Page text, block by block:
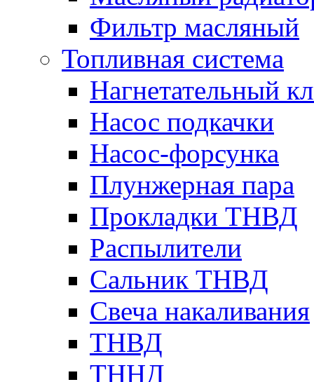
Фильтр масляный
Топливная система
Нагнетательный
Насос подкачки
Насос-форсунка
Плунжерная пара
Прокладки ТНВД
Распылители
Сальник ТНВД
Свеча накаливания
ТНВД
ТННД